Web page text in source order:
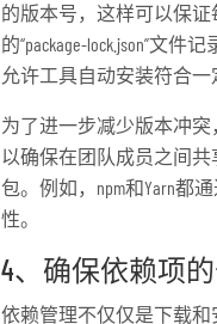
的版本号，这样可以保
的“package-lock.json”文
允许工具自动安装符合
为了进一步减少版本冲
以确保在团队成员之间
包。例如，npm和Yarn都
性。
4、确保依赖项
依赖管理不仅仅是下载